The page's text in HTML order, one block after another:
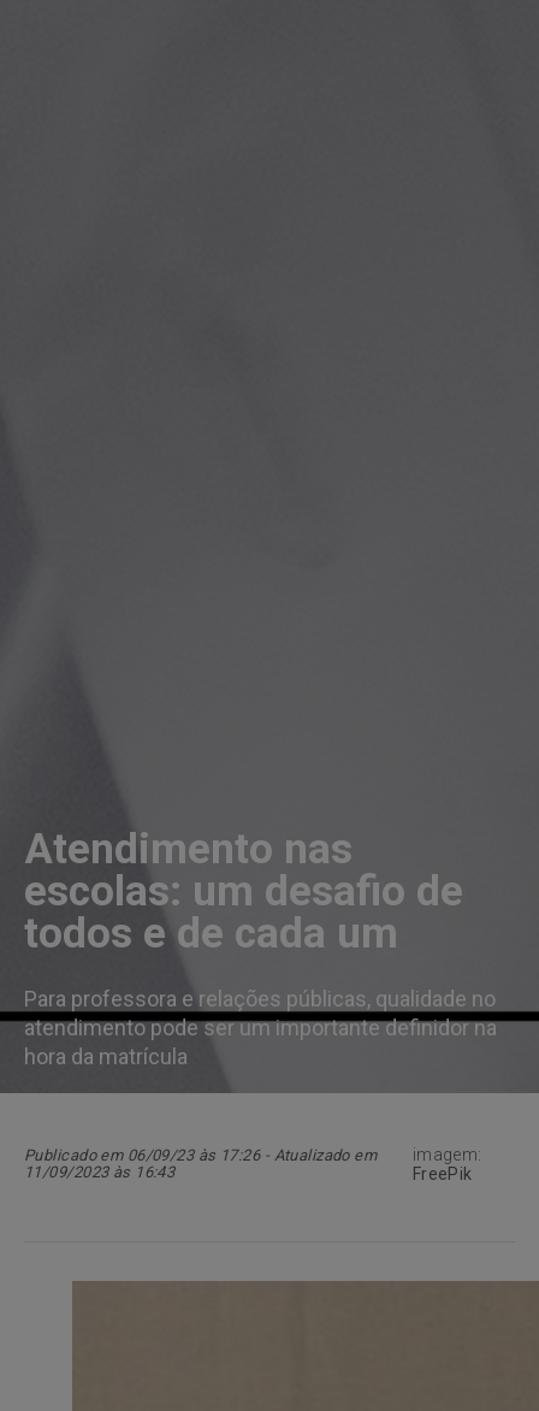
Atendimento nas
escolas: um desafio de
todos e de cada um
Para professora e relações públicas, qualidade no
atendimento pode ser um importante definidor na
hora da matrícula
Publicado em 06/09/23 às 17:26 - Atualizado em
11/09/2023 às 16:43
imagem:
FreePik